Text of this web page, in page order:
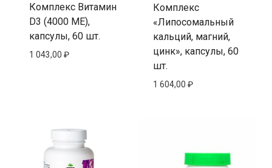
Комплекс Витамин
D3 (4000 МЕ),
капсулы, 60 шт.
1 043,00 ₽
Комплекс
«Липосомальный
кальций, магний,
цинк», капсулы, 60
шт.
1 604,00 ₽